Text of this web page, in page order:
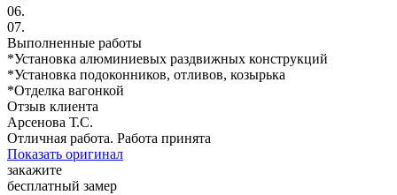
06.
07.
Выполненные работы
*Установка алюминиевых раздвижных конструкций
*Установка подоконников, отливов, козырька
*Отделка вагонкой
Отзыв клиента
Арсенова Т.С.
Отличная работа. Работа принята
Показать оригинал
закажите
бесплатный замер